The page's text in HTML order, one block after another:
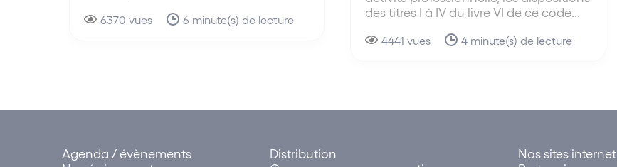
6370 vues 6 minute(s) de lecture
des titres I à IV du livre VI de ce code...
4441 vues 4 minute(s) de lecture
Agenda / évènements
Distribution
Nos sites internet